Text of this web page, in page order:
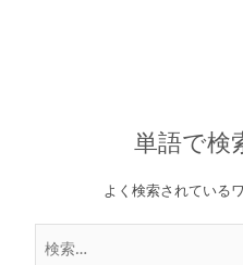
単語で検
よく検索されている